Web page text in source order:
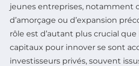
jeunes entreprises, notamment
d’amorçage ou d’expansion
rôle est d’autant plus crucial que
capitaux pour innover se sont
investisseurs privés, souvent